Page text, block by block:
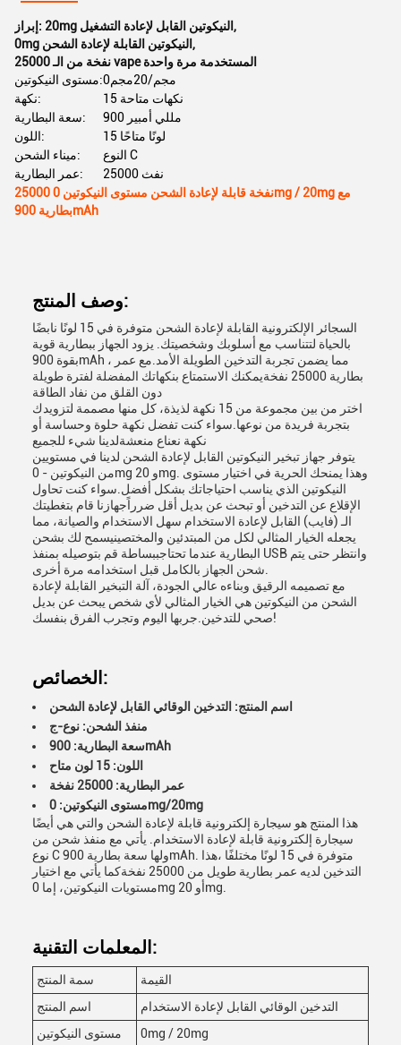
إبراز: 20mg النيكوتين القابل لإعادة التشغيل ,
0mg النيكوتين القابلة لإعادة الشحن ,
25000 نفخة من الـ vape المستخدمة مرة واحدة
مستوى النيكوتين:
0مجم/20مجم
نكهة:
15 نكهات متاحة
سعة البطارية:
900 مللي أمبير
اللون:
15 لونًا متاحًا
ميناء الشحن:
النوع C
عمر البطارية:
25000 نفث
25000 نفخة قابلة لإعادة الشحن مستوى النيكوتين 0mg / 20mg مع
بطارية 900mAh
وصف المنتج:
السجائر الإلكترونية القابلة لإعادة الشحن متوفرة في 15 لونًا نابضًا
بالحياة لتتناسب مع أسلوبك وشخصيتك. يزود الجهاز ببطارية قوية
بقوة 900mAh ، مما يضمن تجربة التدخين الطويلة الأمد.مع عمر
بطارية 25000 نفخةيمكنك الاستمتاع بنكهاتك المفضلة لفترة طويلة
دون القلق من نفاد الطاقة
اختر من بين مجموعة من 15 نكهة لذيذة، كل منها مصممة لتزويدك
بتجربة فريدة من نوعها.سواء كنت تفضل نكهة حلوة وحساسة أو
نكهة نعناع منعشةلدينا شيء للجميع
يتوفر جهاز تبخير النيكوتين القابل لإعادة الشحن لدينا في مستويين
من النيكوتين - 0mg و 20mg. وهذا يمنحك الحرية في اختيار مستوى
النيكوتين الذي يناسب احتياجاتك بشكل أفضل.سواء كنت تحاول
الإقلاع عن التدخين أو تبحث عن بديل أقل ضرراًجهازنا قام بتغطيتك
الـ (فايب) القابل لإعادة الاستخدام سهل الاستخدام والصيانة، مما
يجعله الخيار المثالي لكل من المبتدئين والمختصينيسمح لك بشحن
البطارية عندما تحتاجببساطة قم بتوصيله بمنفذ USB وانتظر حتى يتم
مع تصميمه الرقيق وبناءه عالي الجودة، آلة التبخير القابلة لإعادة
الشحن من النيكوتين هي الخيار المثالي لأي شخص يبحث عن بديل
صحي للتدخين.جربها اليوم وتجرب الفرق بنفسك!
الخصائص:
اسم المنتج: التدخين الوقائي القابل لإعادة الشحن
منفذ الشحن: نوع-ج
سعة البطارية: 900mAh
اللون: 15 لون متاح
عمر البطارية: 25000 نفخة
مستوى النيكوتين: 0mg/20mg
هذا المنتج هو سيجارة إلكترونية قابلة لإعادة الشحن والتي هي أيضًا
سيجارة إلكترونية قابلة لإعادة الاستخدام. يأتي مع منفذ شحن من
نوع C ولها سعة بطارية 900mAh. متوفرة في 15 لونًا مختلفًا ،هذا
التدخين لديه عمر بطارية طويل من 25000 نفخةكما يأتي مع اختيار
مستويات النيكوتين، إما 0mg أو 20mg.
المعلمات التقنية:
سمة المنتج
القيمة
اسم المنتج
التدخين الوقائي القابل لإعادة الاستخدام
مستوى النيكوتين
0mg / 20mg